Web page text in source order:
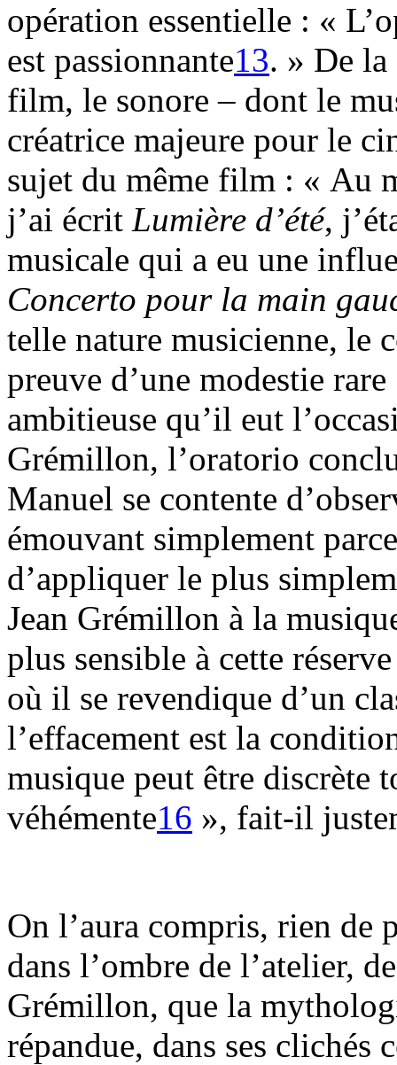
opération essentielle : «
est passionnante13. » De la
film, le sonore – dont le
créatrice majeure pour le
sujet du même film : « Au
j’ai écrit Lumière d’été,
musicale qui a eu une
Concerto pour la main
telle nature musicienne, le
preuve d’une modestie
ambitieuse qu’il eut
Grémillon, l’oratorio
Manuel se contente
émouvant simplement
d’appliquer le plus
Jean Grémillon à la
plus sensible à cette
où il se revendique d’un
l’effacement est la
musique peut être discrète
véhémente16 », fait-il
On l’aura compris, rien de
dans l’ombre de l’atelier,
Grémillon, que la
répandue, dans ses clichés